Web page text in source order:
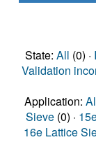
State: All (0) ·
Validation
Application:
Sieve (0) ·
16e Lattice